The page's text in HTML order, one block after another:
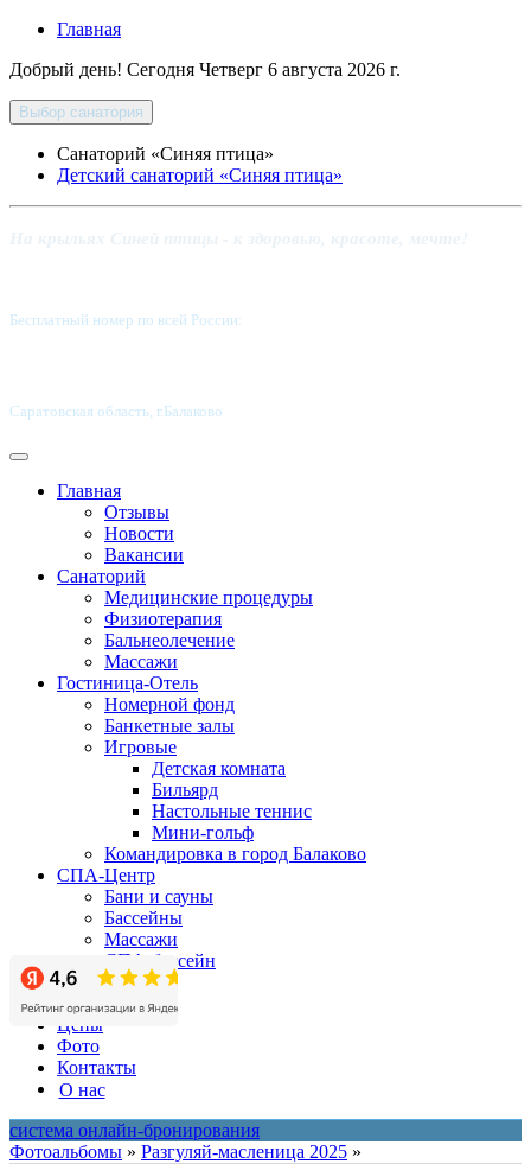
Главная
Добрый день! Сегодня Четверг 6 августа 2026 г.
Выбор санатория
Санаторий «Синяя птица»
Детский санаторий «Синяя птица»
Бесплатный номер по всей России:
Саратовская область, г.Балаково
Главная
Отзывы
Новости
Вакансии
Санаторий
Медицинские процедуры
Физиотерапия
Бальнеолечение
Массажи
Гостиница-Отель
Номерной фонд
Банкетные залы
Игровые
Детская комната
Бильярд
Настольные теннис
Мини-гольф
Командировка в город Балаково
СПА-Центр
Бани и сауны
Бассейны
Массажи
СПА-бассейн
Бизнес-центр
Акции
Цены
Фото
Контакты
О нас
система онлайн-бронирования
Фотоальбомы » Разгуляй-масленица 2025 »